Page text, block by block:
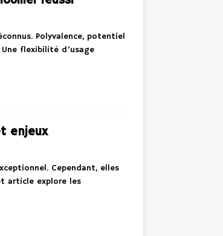
Polyvalence, potentiel
flexibilité d’usage
enjeux
Cependant, elles
article explore les